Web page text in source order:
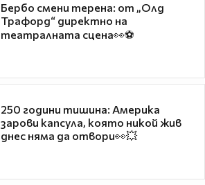
Бербо смени терена: от „Олд
Трафорд“ директно на
театралната сцена👀⚽
250 години тишина: Америка
зарови капсула, която никой жив
днес няма да отвори👀💥